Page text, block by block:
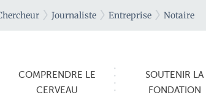
Journaliste Entreprise Notaire
COMPRENDRE LE
CERVEAU
SOUTENIR LA
FONDATION